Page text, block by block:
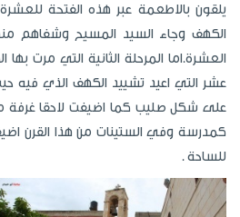
يلقون بالاطعمة عبر هذه الفتحة
الكهف وجاء السيد المسيح وشفاهم
العشرة.اما المرحلة الثانية التي مرت
عشر التي اعيد تشييد الكهف الذي فيه
على شكل صليب كما اضيفت لاحقا غرفة
كمدرسة وفي الستينات من هذا القرن
للساحة .